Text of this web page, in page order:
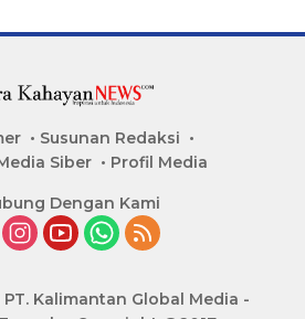
Susunan Redaksi
Siber
Profil Media
Dengan Kami
Kalimantan Global Media -